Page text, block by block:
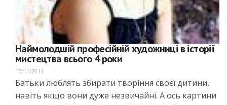
Наймолодшій професійній художниці в історії
мистецтва всього 4 роки
17/11/2011
Батьки люблять збирати творіння своєї дитини,
навіть якщо вони дуже незвичайні. А ось картини